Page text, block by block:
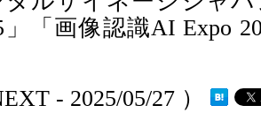
」「画像認識AI Expo
- 2025/05/27 ）